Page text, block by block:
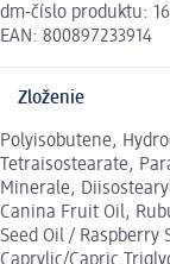
dm-číslo produktu:
EAN: 800897233914
Zloženie
Polyisobutene,
Tetraisostearate,
Minerale,
Canina Fruit Oil,
Seed Oil / Raspberry